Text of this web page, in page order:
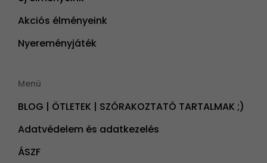
Akciós élményeink
Nyereményjáték
Menü
BLOG | ÖTLETEK | SZÓRAKOZTATÓ TARTALMAK ;)
Adatvédelem és adatkezelés
ÁSZF